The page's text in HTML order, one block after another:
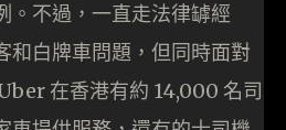
。不過，一直走法律罅經
和白牌車問題，但同時面對
在香港有約 14,000 名司